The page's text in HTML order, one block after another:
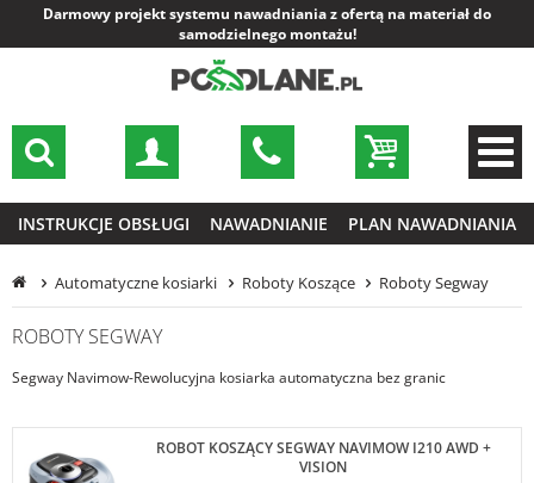
Darmowy projekt systemu nawadniania z ofertą na materiał do
samodzielnego montażu!
INSTRUKCJE OBSŁUGI NAWADNIANIE PLAN NAWADNIANIA
Automatyczne kosiarki Roboty Koszące Roboty Segway
ROBOTY SEGWAY
Segway Navimow-Rewolucyjna kosiarka automatyczna bez granic
ROBOT KOSZĄCY SEGWAY NAVIMOW I210 AWD +
VISION